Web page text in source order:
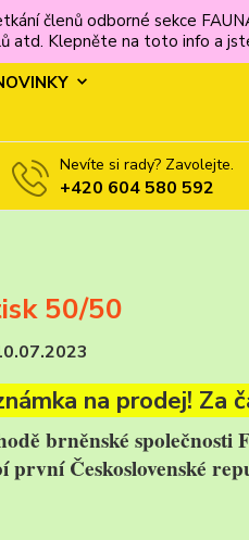
členů odborné sekce
atd. Klepněte na toto info a
Nevíte si rady? Zavolejte.
+420 604 580 592
50/50
na prodej! Za
brněnské
Československé